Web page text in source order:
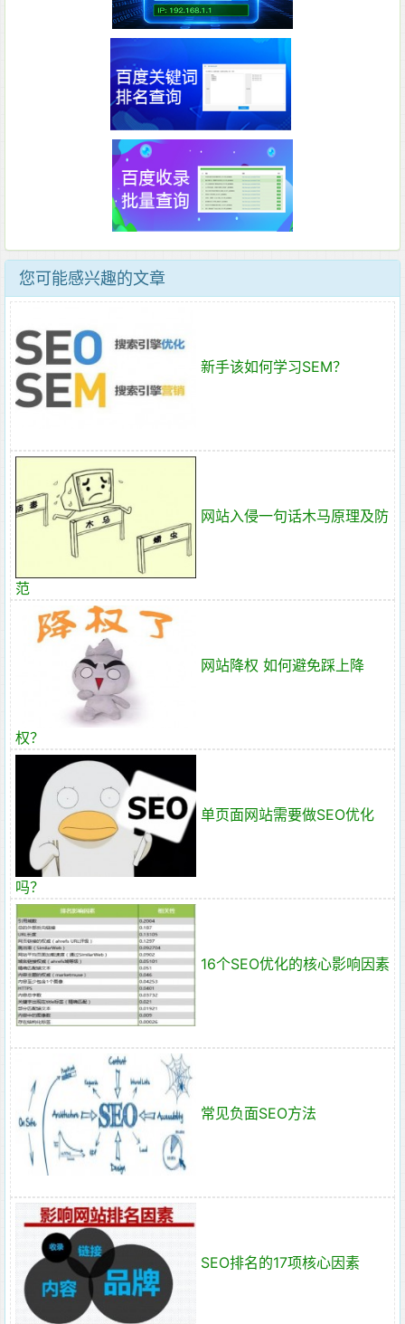
您可能感兴趣的文章
新手该如何学习SEM？
网站入侵一句话木马原理及防
范
网站降权 如何避免踩上降
权？
单页面网站需要做SEO优化
吗？
16个SEO优化的核心影响因素
常见负面SEO方法
SEO排名的17项核心因素